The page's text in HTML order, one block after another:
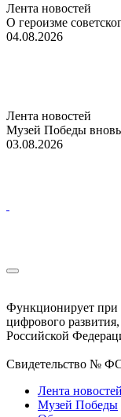
Лента новостей
О героизме
04.08.2026
Лента новостей
Музей Победы
03.08.2026
Функционирует при
цифрового
Российской
Свидетельство №
Лента новостей
Музей Победы